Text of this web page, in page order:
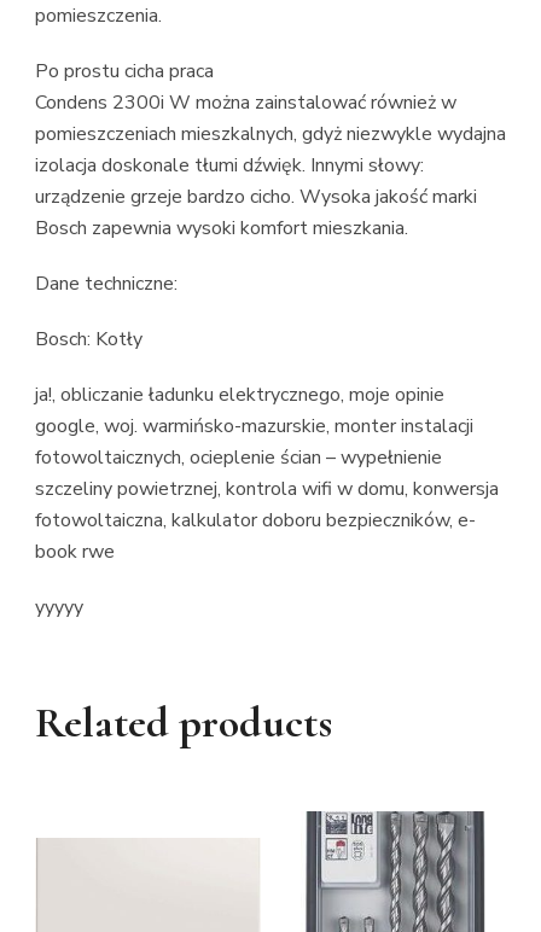
pomieszczenia.
Po prostu cicha praca
Condens 2300i W można zainstalować również w
pomieszczeniach mieszkalnych, gdyż niezwykle wydajna
izolacja doskonale tłumi dźwięk. Innymi słowy:
urządzenie grzeje bardzo cicho. Wysoka jakość marki
Bosch zapewnia wysoki komfort mieszkania.
Dane techniczne:
Bosch: Kotły
ja!, obliczanie ładunku elektrycznego, moje opinie
google, woj. warmińsko-mazurskie, monter instalacji
fotowoltaicznych, ocieplenie ścian – wypełnienie
szczeliny powietrznej, kontrola wifi w domu, konwersja
fotowoltaiczna, kalkulator doboru bezpieczników, e-
book rwe
yyyyy
Related products